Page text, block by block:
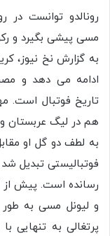
مسی پیشی بگیرد و
به گزارش نخ نیوز،
ادامه می دهد و
تاریخ فوتبال است.
هم در لیگ عربستان
و لیونل مسی به
پرتغالی به تنهایی